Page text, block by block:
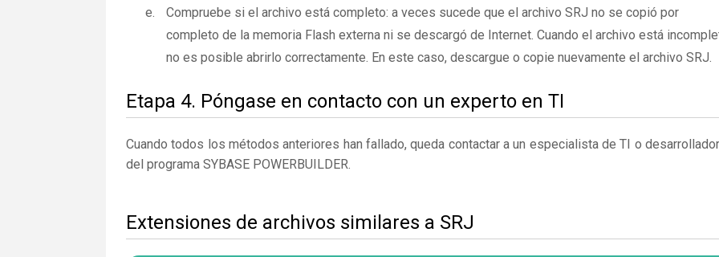
Compruebe si el archivo está completo: a veces sucede que el archivo SRJ no se copió por
completo de la memoria Flash externa ni se descargó de Internet. Cuando el archivo está
no es posible abrirlo correctamente. En este caso, descargue o copie nuevamente el archivo SRJ.
Etapa 4. Póngase en contacto con un experto en TI
Cuando todos los métodos anteriores han fallado, queda contactar a un especialista de TI o
del programa SYBASE POWERBUILDER.
Extensiones de archivos similares a SRJ